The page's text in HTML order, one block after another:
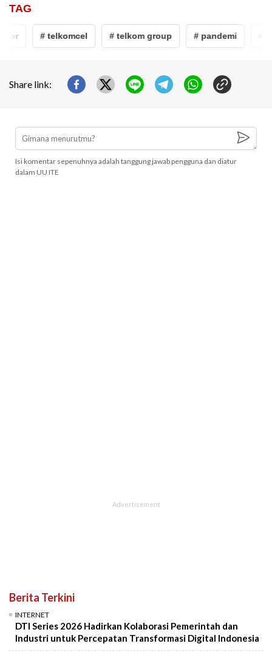
TAG
# telkomcel # telkom group # pandemi
Share link:
Isi komentar sepenuhnya adalah tanggung jawab pengguna dan diatur
dalam UU ITE
Berita Terkini
INTERNET
DTI Series 2026 Hadirkan Kolaborasi Pemerintah dan
Industri untuk Percepatan Transformasi Digital Indonesia